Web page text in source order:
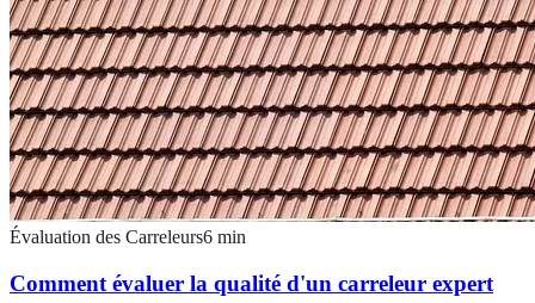
Évaluation des Carreleurs6 min
Comment évaluer la qualité d'un carreleur expert